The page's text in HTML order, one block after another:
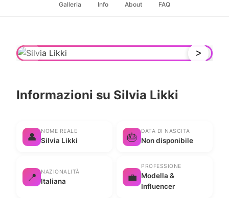
Galleria Info About FAQ
< >
Informazioni su Silvia Likki
👤 NOME REALE
Silvia Likki 🎂 DATA DI NASCITA
Non disponibile
📍 NAZIONALITÀ
Italiana 💼
PROFESSIONE
Modella &
Influencer